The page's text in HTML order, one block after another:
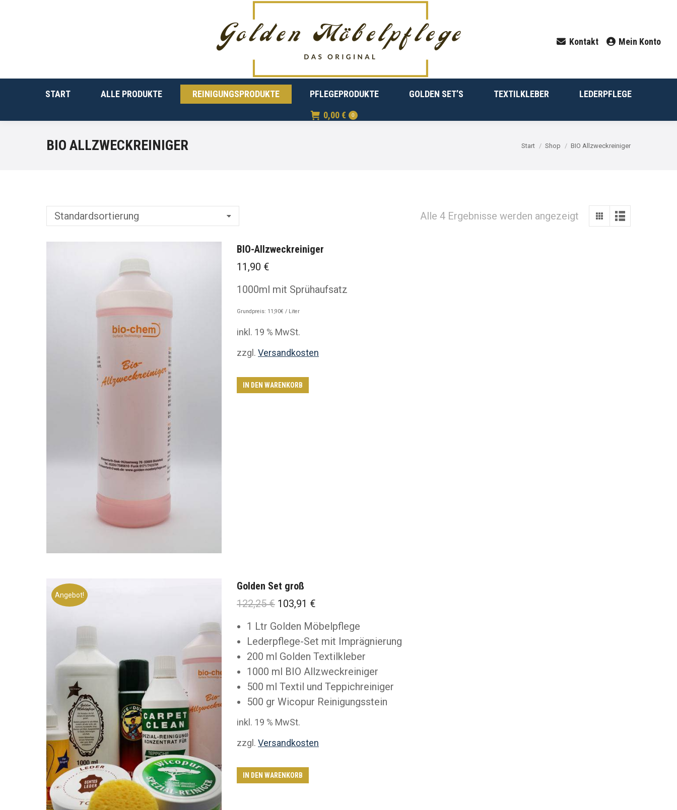
Kontakt Mein Konto
START ALLE PRODUKTE REINIGUNGSPRODUKTE PFLEGEPRODUKTE GOLDEN SET’S TEXTILKLEBER
LEDERPFLEGE
0,00€ 0
BIO ALLZWECKREINIGER Sie befinden sich hier:
Start Shop BIO Allzweckreiniger
Alle 4 Ergebnisse werden angezeigt
BIO-Allzweckreiniger
11,90 €
1000ml mit Sprühaufsatz
Grundpreis: 11,90€ / Liter
inkl. 19 % MwSt.
zzgl. Versandkosten
IN DEN WARENKORB
Angebot!
Golden Set groß
122,25€ Ursprünglicher
war:
122,25 €
103,91 €
ist:
103,91 €.
1 Ltr Golden Möbelpflege
Lederpflege-Set mit Imprägnierung
200 ml Golden Textilkleber
1000 ml BIO Allzweckreiniger
500 ml Textil und Teppichreiniger
500 gr Wicopur Reinigungsstein
inkl. 19 % MwSt.
zzgl. Versandkosten
IN DEN WARENKORB
LEDERPFLEGE